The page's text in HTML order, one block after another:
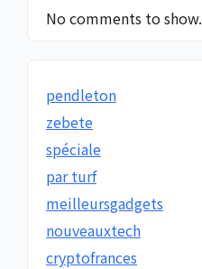
No comments to show.
pendleton
zebete
spéciale
par turf
meilleursgadgets
nouveauxtech
cryptofrances